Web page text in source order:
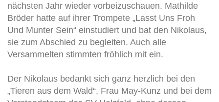
nächsten Jahr wieder vorbeizuschauen. Mathilde
Bröder hatte auf ihrer Trompete „Lasst Uns Froh
Und Munter Sein“ einstudiert und bat den Nikolaus,
sie zum Abschied zu begleiten. Auch alle
Versammelten stimmten fröhlich mit ein.
Der Nikolaus bedankt sich ganz herzlich bei den
„Tieren aus dem Wald“, Frau May-Kunz und bei dem